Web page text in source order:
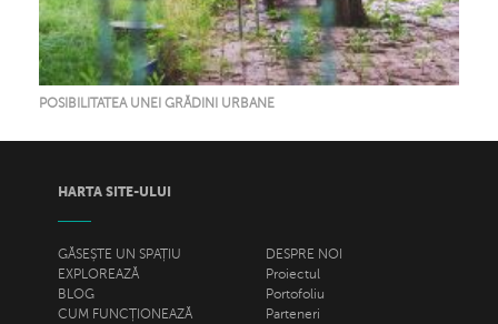
POSIBILITATEA UNEI GRĂDINI URBANE
HARTA SITE-ULUI
GĂSEȘTE UN SPAȚIU
EXPLOREAZĂ
BLOG
CUM FUNCȚIONEAZĂ
DESPRE NOI
Proiectul
Portofoliu
Parteneri